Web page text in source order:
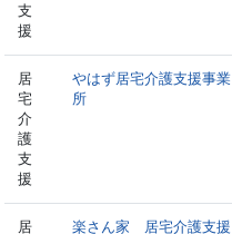
支
援
居
宅
介
護
支
援
やはず居宅介護支援事業
所
居 楽さん家 居宅介護支援